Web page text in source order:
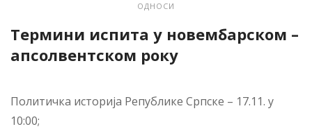
ОДНОСИ
Термини испита у новембарском –
апсолвентском року
Политичка историја Републике Српске – 17.11. у
10:00;